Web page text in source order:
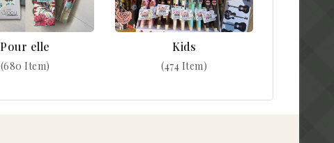
Pour elle
(680 Item)
Kids
(474 Item)